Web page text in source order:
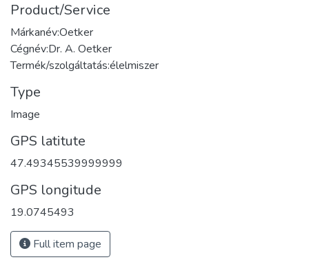
Product/Service
Márkanév:Oetker
Cégnév:Dr. A. Oetker
Termék/szolgáltatás:élelmiszer
Type
Image
GPS latitute
47.49345539999999
GPS longitude
19.0745493
Full item page